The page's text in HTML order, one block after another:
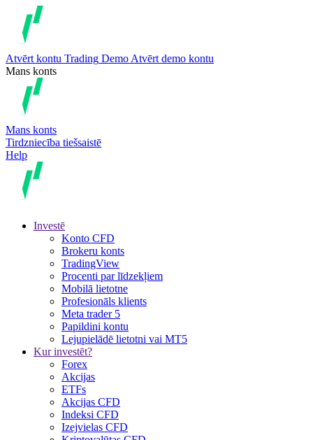
Atvērt kontu Trading Demo Atvērt demo kontu
Mans konts
Mans konts
Tirdzniecība tiešsaistē
Help
Investē
Konto CFD
Brokeru konts
TradingView
Procenti par līdzekļiem
Mobilā lietotne
Profesionāls klients
Meta trader 5
Papildini kontu
Lejupielādē lietotni vai MT5
Kur investēt?
Forex
Akcijas
ETFs
Akcijas CFD
Indeksi CFD
Izejvielas CFD